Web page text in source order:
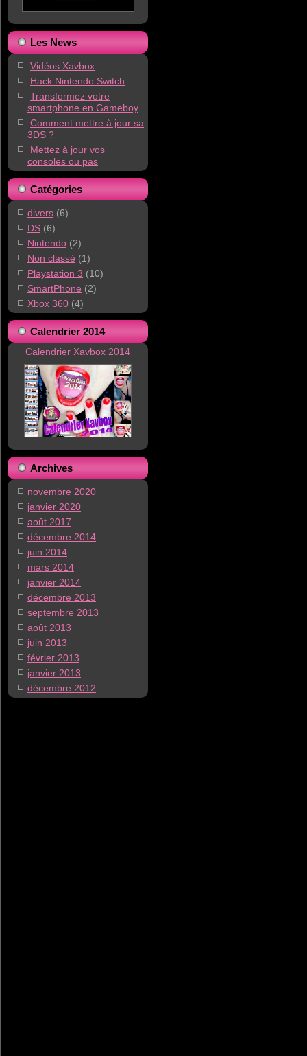
Les News
Vidéos Xavbox
Hack Nintendo Switch
Transformez votre
smartphone en Gameboy
Comment mettre à jour sa
3DS ?
Mettez à jour vos
consoles ou pas
Catégories
divers (6)
DS (6)
Nintendo (2)
Non classé (1)
Playstation 3 (10)
SmartPhone (2)
Xbox 360 (4)
Calendrier 2014
Calendrier Xavbox 2014
Archives
novembre 2020
janvier 2020
août 2017
décembre 2014
juin 2014
mars 2014
janvier 2014
décembre 2013
septembre 2013
août 2013
juin 2013
février 2013
janvier 2013
décembre 2012